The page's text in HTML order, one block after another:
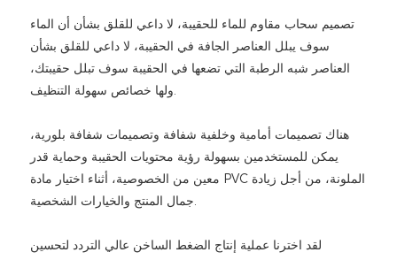
تصميم سحاب مقاوم للماء للحقيبة، لا داعي للقلق بشأن أن الماء
سوف يبلل العناصر الجافة في الحقيبة، لا داعي للقلق بشأن
العناصر شبه الرطبة التي تضعها في الحقيبة سوف تبلل حقيبتك،
ولها خصائص سهولة التنظيف.
هناك تصميمات أمامية وخلفية شفافة وتصميمات شفافة بلورية،
يمكن للمستخدمين بسهولة رؤية محتويات الحقيبة وحماية قدر
معين من الخصوصية، أثناء اختيار مادة PVC الملونة، من أجل زيادة
جمال المنتج والخيارات الشخصية.
لقد اخترنا عملية إنتاج الضغط الساخن عالي التردد لتحسين